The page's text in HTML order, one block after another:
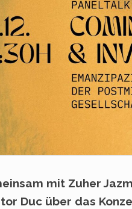
mit Zuher
Duc über das